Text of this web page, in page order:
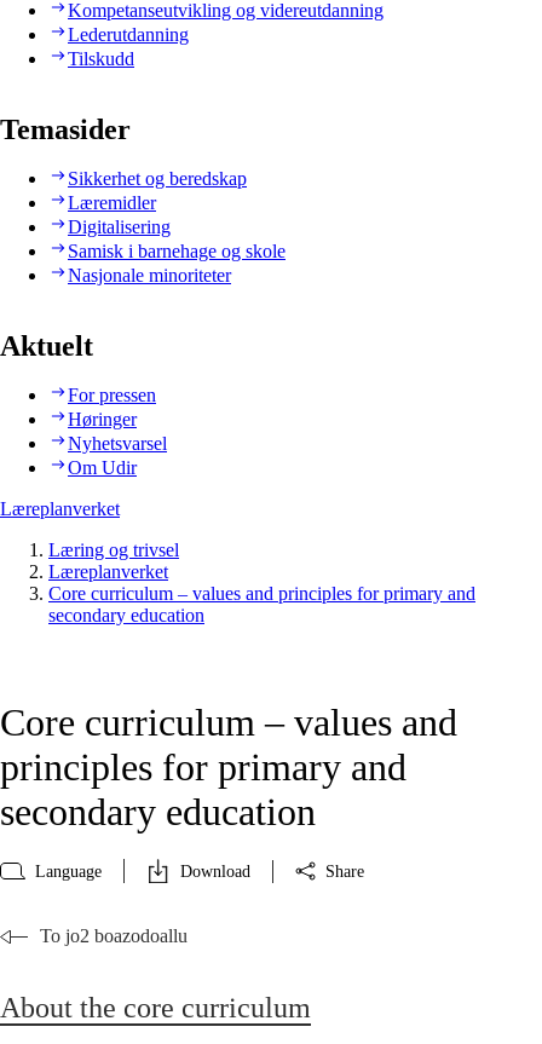
Kompetanseutvikling og videreutdanning
Lederutdanning
Tilskudd
Temasider
Sikkerhet og beredskap
Læremidler
Digitalisering
Samisk i barnehage og skole
Nasjonale minoriteter
Aktuelt
For pressen
Høringer
Nyhetsvarsel
Om Udir
Læreplanverket
Læring og trivsel
Læreplanverket
Core curriculum – values and principles for primary and
secondary education
Core curriculum – values and
principles for primary and
secondary education
Language Download Share
To jo2 boazodoallu
About the core curriculum